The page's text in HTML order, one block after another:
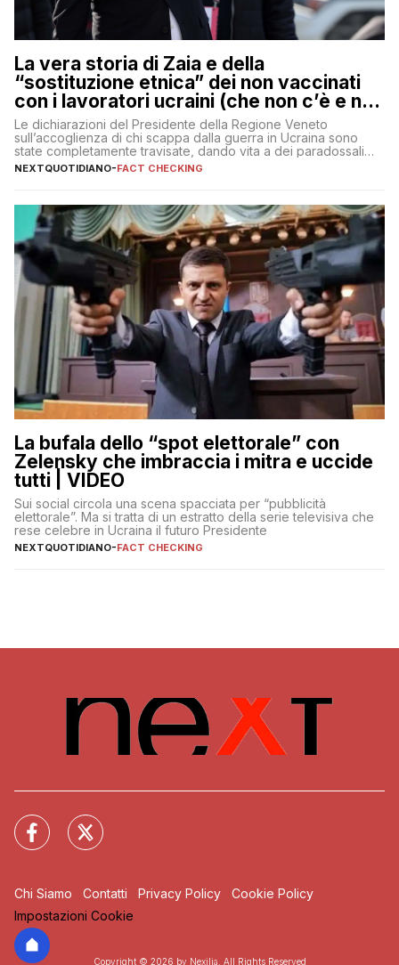
La vera storia di Zaia e della
“sostituzione etnica” dei non vaccinati
con i lavoratori ucraini (che non c’è e non
ci sarà)
Le dichiarazioni del Presidente della Regione Veneto
sull’accoglienza di chi scappa dalla guerra in Ucraina sono
state completamente travisate, dando vita a dei paradossali
falsi che girano sui social
NEXTQUOTIDIANO-FACT CHECKING
La bufala dello “spot elettorale” con
Zelensky che imbraccia i mitra e uccide
tutti | VIDEO
Sui social circola una scena spacciata per “pubblicità
elettorale”. Ma si tratta di un estratto della serie televisiva che
rese celebre in Ucraina il futuro Presidente
NEXTQUOTIDIANO-FACT CHECKING
Chi Siamo Contatti Privacy Policy
Cookie Policy
Impostazioni Cookie
Copyright © 2026 by Nexilia. All Rights Reserved